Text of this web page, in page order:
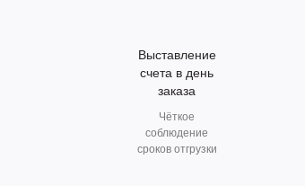
Выставление
счета в день
заказа
Чёткое
соблюдение
сроков отгрузки